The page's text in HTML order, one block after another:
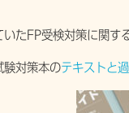
たFP受検対策に関す
験対策本のテキストと